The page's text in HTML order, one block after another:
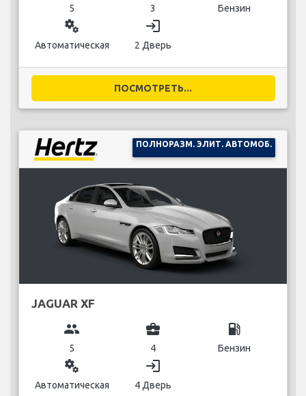
5 3 Бензин
miscellaneous_services
Автоматическая
login
2 Дверь
ПОСМОТРЕТЬ...
ПОЛНОРАЗМ. ЭЛИТ. АВТОМОБ.
JAGUAR XF
group
5
business_center
4
local_gas_station
Бензин
miscellaneous_services
Автоматическая
login
4 Дверь